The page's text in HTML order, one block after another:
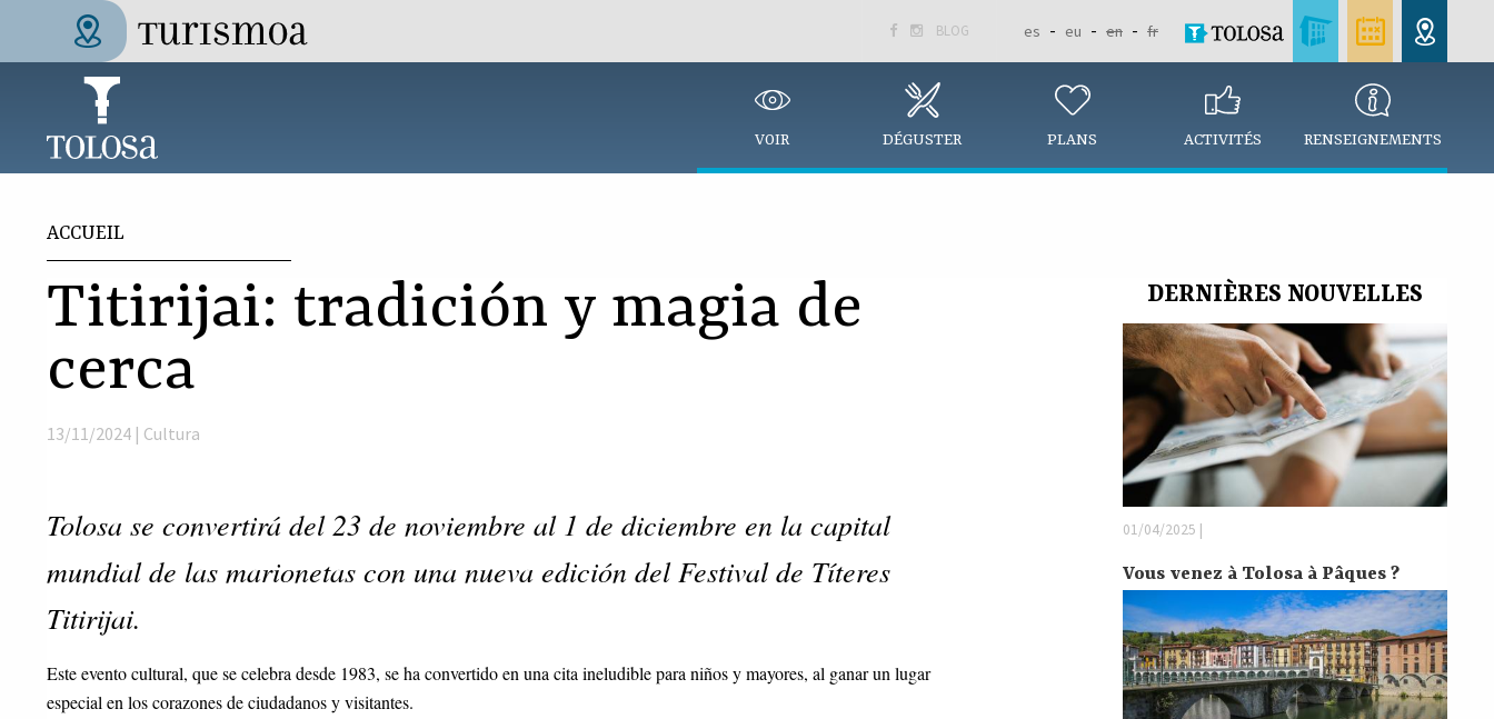
Aller au contenu principal
Tolosa Turismoa
  BLOG es eu en fr
VOIR DÉGUSTER PLANS ACTIVITÉS RENSEIGNEMENTS
ACCUEIL
Titirijai: tradición y magia de
cerca
13/11/2024 | Cultura
Tolosa se convertirá del 23 de noviembre al 1 de diciembre en la capital
mundial de las marionetas con una nueva edición del Festival de Títeres
Titirijai.
Este evento cultural, que se celebra desde 1983, se ha convertido en una cita ineludible para niños y mayores, al ganar un lugar
especial en los corazones de ciudadanos y visitantes.
DERNIÈRES NOUVELLES
01/04/2025 |
Vous venez à Tolosa à Pâques ?